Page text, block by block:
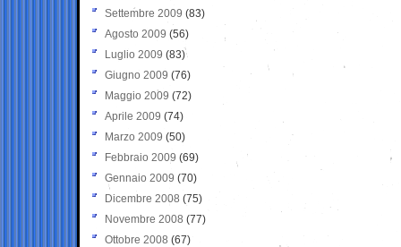
Settembre 2009 (83)
Agosto 2009 (56)
Luglio 2009 (83)
Giugno 2009 (76)
Maggio 2009 (72)
Aprile 2009 (74)
Marzo 2009 (50)
Febbraio 2009 (69)
Gennaio 2009 (70)
Dicembre 2008 (75)
Novembre 2008 (77)
Ottobre 2008 (67)